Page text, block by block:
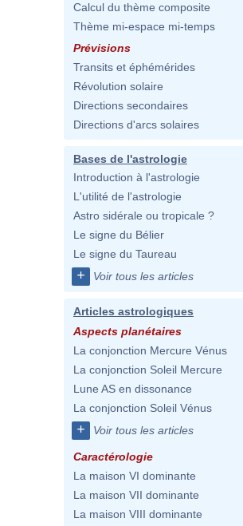
Calcul du thème composite
Thème mi-espace mi-temps
Prévisions
Transits et éphémérides
Révolution solaire
Directions secondaires
Directions d'arcs solaires
Bases de l'astrologie
Introduction à l'astrologie
L'utilité de l'astrologie
Astro sidérale ou tropicale ?
Le signe du Bélier
Le signe du Taureau
+ Voir tous les articles
Articles astrologiques
Aspects planétaires
La conjonction Mercure Vénus
La conjonction Soleil Mercure
Lune AS en dissonance
La conjonction Soleil Vénus
+ Voir tous les articles
Caractérologie
La maison VI dominante
La maison VII dominante
La maison VIII dominante